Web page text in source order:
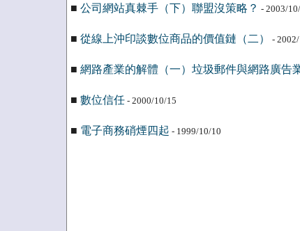
■ 公司網站真棘手（下）聯盟沒策略？ - 2003/
■ 從線上沖印談數位商品的價值鏈（二） -
■ 網路產業的解體（一）垃圾郵件與網路廣告
■ 數位信任- 2000/10/15
■ 電子商務硝煙四起 - 1999/10/10